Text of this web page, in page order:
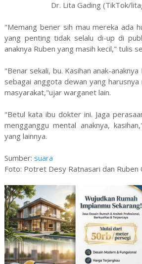
Dr. Lita Gading (TikTok/
"Memang bener sih mau mereka ada
yang penting tidak selalu di-up di
anaknya Ruben yang masih kecil," tulis
"Benar sekali, bu. Kasihan anak-
sebagai anggota dewan yang
masyarakat,"ujar warganet lain.
"Betul kata ibu dokter ini. Jaga
mengganggu mental anaknya,
yang lainnya.
Sumber: suara
Foto: Potret Desy Ratnasari dan